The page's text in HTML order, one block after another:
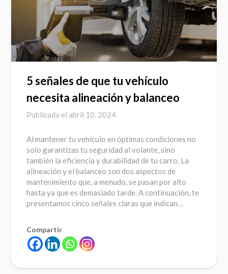
5 señales de que tu vehículo
necesita alineación y balanceo
Publicada el abril 10, 2024
Al mantener tu vehículo en óptimas condiciones no
solo garantizas tu seguridad al volante, sino
también la eficiencia y durabilidad de tu carro. La
alineación y el balanceo son dos aspectos de
mantenimiento que, a menudo, se pasan por alto
hasta ya que es demasiado tarde. A continuación, te
presentamos cinco señales claras que indican…
Compartir